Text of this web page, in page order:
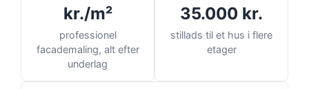
kr./m²
professionel
facademaling, alt efter
underlag
35.000 kr.
stillads til et hus i flere
etager